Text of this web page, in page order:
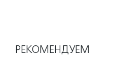
РЕКОМЕНДУЕМ